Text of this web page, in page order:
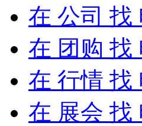
在 公司 找
在 团购 找
在 行情 找
在 展会 找